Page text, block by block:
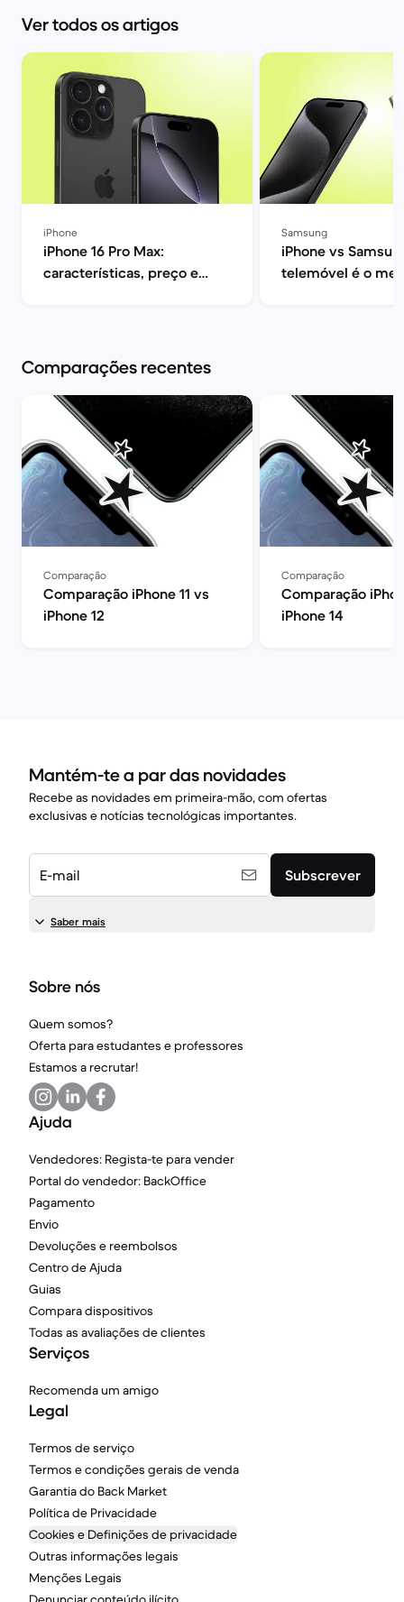
Ver todos os artigos
iPhone
iPhone 16 Pro Max:
características, preço e
Samsung
iPhone vs
telemóvel é o
Comparações recentes
Comparação
Comparação iPhone 11 vs
iPhone 12
Comparação
Comparação
iPhone 14
Mantém-te a par das novidades
Recebe as novidades em primeira-mão, com ofertas
exclusivas e notícias tecnológicas importantes.
E-mail Subscrever
Saber mais
Sobre nós
Quem somos?
Oferta para estudantes e professores
Estamos a recrutar!
Ajuda
Vendedores: Regista-te para vender
Portal do vendedor: BackOffice
Pagamento
Envio
Devoluções e reembolsos
Centro de Ajuda
Guias
Compara dispositivos
Todas as avaliações de clientes
Serviços
Recomenda um amigo
Legal
Termos de serviço
Termos e condições gerais de venda
Garantia do Back Market
Política de Privacidade
Cookies e Definições de privacidade
Outras informações legais
Menções Legais